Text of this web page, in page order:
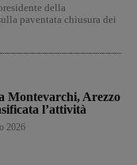
della
paventata chiusura dei
Montevarchi, Arezzo
l’attività
2026